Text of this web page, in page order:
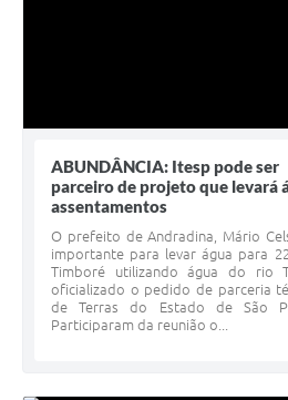
ABUNDÂNCIA: Itesp pode ser
parceiro de projeto que levará
assentamentos
O prefeito de Andradina, Mário
importante para levar água para
Timboré utilizando água do rio
oficializado o pedido de parceria
de Terras do Estado de São
Participaram da reunião o...